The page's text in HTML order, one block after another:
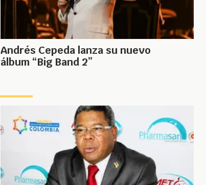
Andrés Cepeda lanza su nuevo
álbum “Big Band 2”